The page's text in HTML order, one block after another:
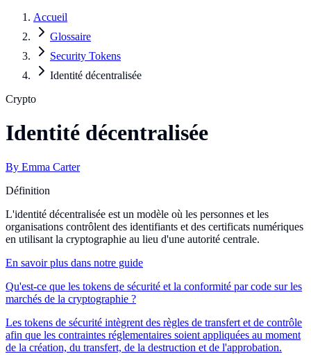
Accueil
Glossaire
Security Tokens
Identité décentralisée
Crypto
Identité décentralisée
By Emma Carter
Définition
L'identité décentralisée est un modèle où les personnes et les
organisations contrôlent des identifiants et des certificats numériques
en utilisant la cryptographie au lieu d'une autorité centrale.
En savoir plus dans notre guide
Qu'est-ce que les tokens de sécurité et la conformité par code sur les
marchés de la cryptographie ?
Les tokens de sécurité intègrent des règles de transfert et de contrôle
afin que les contraintes réglementaires soient appliquées au moment
de la création, du transfert, de la destruction et de l'approbation.